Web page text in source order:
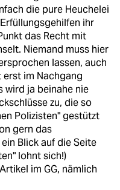
die pure Heuchelei
ihr
das Recht mit
Niemand muss hier
lassen, auch
im Nachgang
wird ja beinahe nie
zu, die so
Polizisten" gestützt
gern das
Blick auf die Seite
lohnt sich!)
im GG, nämlich